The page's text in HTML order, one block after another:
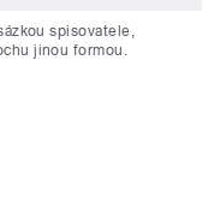
spisovatele,
jinou formou.